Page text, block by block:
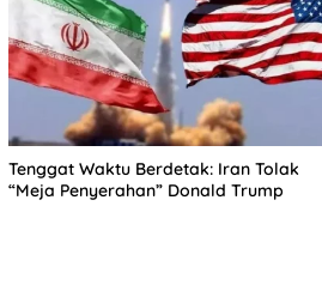
Tenggat Waktu Berdetak: Iran Tolak
“Meja Penyerahan” Donald Trump